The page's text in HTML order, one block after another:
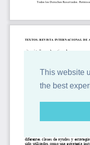
This website
the best